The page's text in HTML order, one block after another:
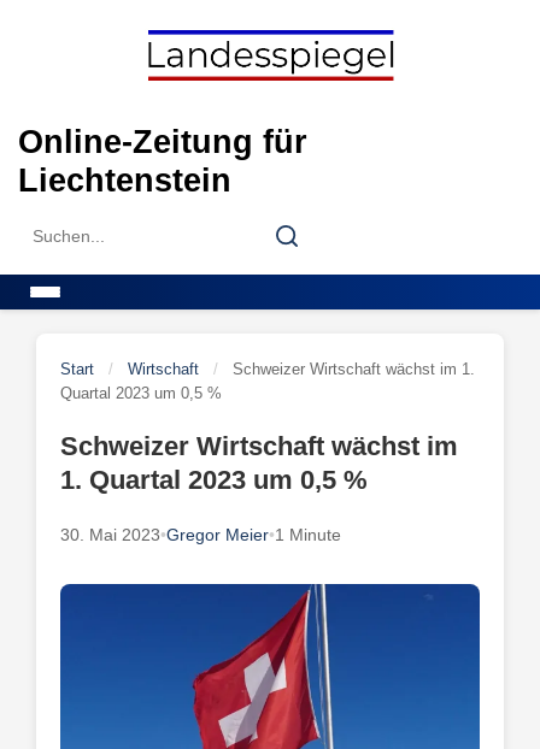
Online-Zeitung für
Liechtenstein
Search
Search
Start / Wirtschaft /
Schweizer Wirtschaft wächst im 1.
Quartal 2023 um 0,5 %
Schweizer Wirtschaft wächst im
1. Quartal 2023 um 0,5 %
30. Mai 2023•Gregor Meier•1 Minute